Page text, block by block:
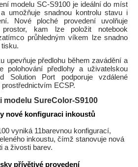
modelu SC-S9100 je ideální do míst
umožňuje snadnou kontrolu stavu i
Nové ploché provedení uvolňuje
prostor, kam lze položit notebook
průhledným víkem lze snadno
upevňuje předlohu během zavádění a
polohování předlohy a uživatelskou
Solution Port podporuje vzdálené
ECSP.
SureColor-S9100
nové konfiguraci inkoustů
vyniká 11barevnou konfigurací,
inkoustu, čímž stanovuje nová
a živosti barev.
přívětivé provedení